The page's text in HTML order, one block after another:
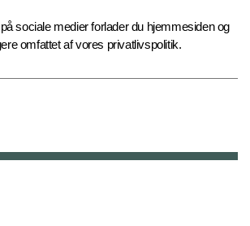
sociale medier forlader du hjemmesiden og
omfattet af vores privatlivspolitik.